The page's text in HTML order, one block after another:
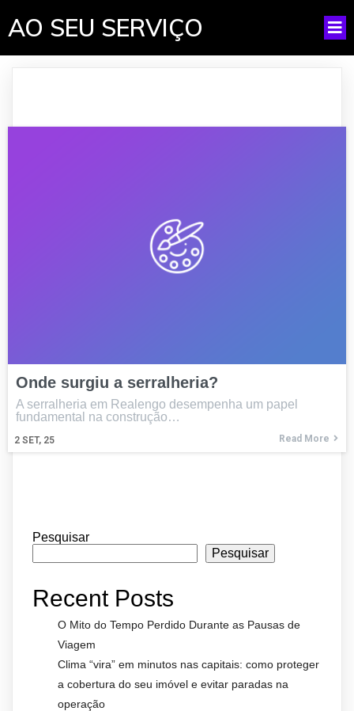
AO SEU SERVIÇO
Onde surgiu a serralheria?
2 SET, 25
A serralheria em Realengo desempenha um papel
fundamental na construção…
Read More
Pesquisar
Pesquisar
Recent Posts
O Mito do Tempo Perdido Durante as Pausas de
Viagem
Clima “vira” em minutos nas capitais: como proteger
a cobertura do seu imóvel e evitar paradas na
operação